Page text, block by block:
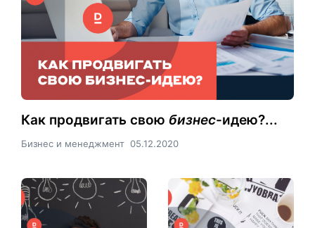
Как продвигать свою бизнес-идею?...
Бизнес и менеджмент 05.12.2020